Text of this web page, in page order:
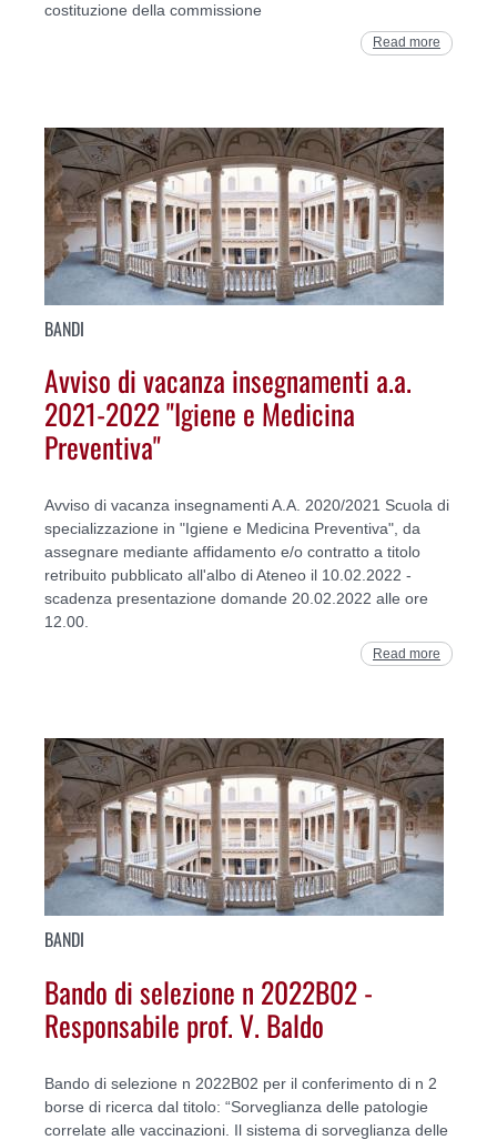
costituzione della commissione
Read more
BANDI
Avviso di vacanza insegnamenti a.a.
2021-2022 "Igiene e Medicina
Preventiva"
Avviso di vacanza insegnamenti A.A. 2020/2021 Scuola di
specializzazione in "Igiene e Medicina Preventiva", da
assegnare mediante affidamento e/o contratto a titolo
retribuito pubblicato all'albo di Ateneo il 10.02.2022 -
scadenza presentazione domande 20.02.2022 alle ore
12.00.
Read more
BANDI
Bando di selezione n 2022B02 -
Responsabile prof. V. Baldo
Bando di selezione n 2022B02 per il conferimento di n 2
borse di ricerca dal titolo: “Sorveglianza delle patologie
correlate alle vaccinazioni. Il sistema di sorveglianza delle